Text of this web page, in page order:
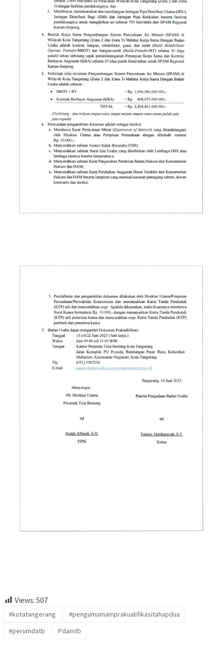
Views: 507
#kotatangerang
#pengumumamprakualifikasitahapdua
#perumdatb
Pdamtb